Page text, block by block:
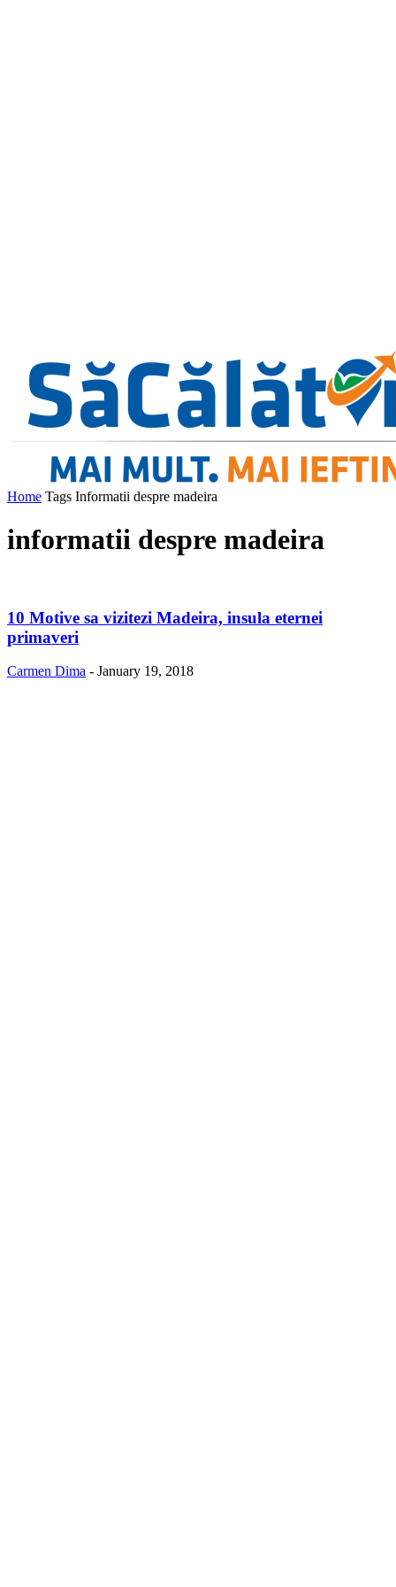
Home Tags Informatii despre madeira
informatii despre madeira
10 Motive sa vizitezi Madeira, insula eternei
primaveri
Carmen Dima - January 19, 2018